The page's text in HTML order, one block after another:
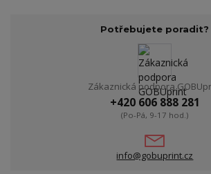
Potřebujete poradit?
Zákaznická podpora
+420 606 888 281
(Po-Pá, 9-17 hod.)
info@gobuprint.cz